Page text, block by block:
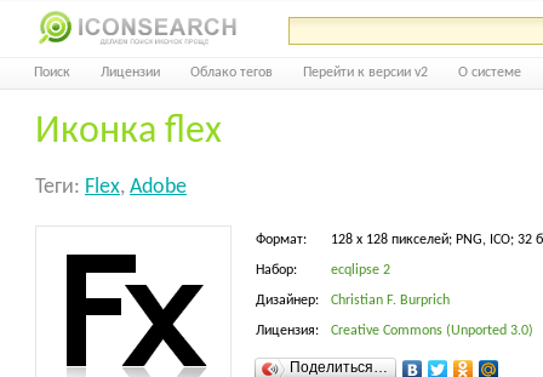
Поиск Лицензии Облако тегов Перейти к версии v2 О системе
Иконка flex
Теги: Flex, Adobe
Формат: 128 x 128 пикселей; PNG, ICO; 32
Набор: ecqlipse 2
Дизайнер: Christian F. Burprich
Лицензия: Creative Commons (Unported 3.0)
Поделиться…